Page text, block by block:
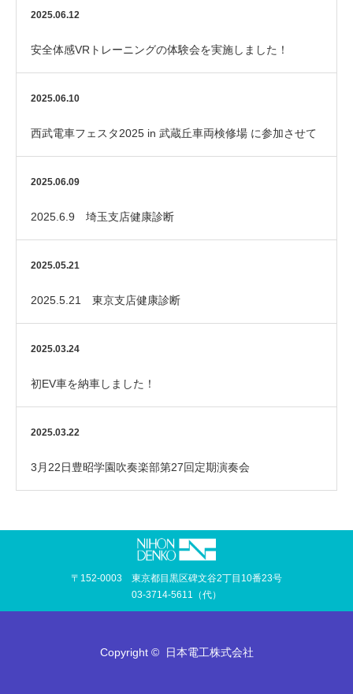
2025.06.12
安全体感VRトレーニングの体験会を実施しました！
2025.06.10
西武電車フェスタ2025 in 武蔵丘車両検修場 に参加させて
いただきました！
2025.06.09
2025.6.9 埼玉支店健康診断
2025.05.21
2025.5.21 東京支店健康診断
2025.03.24
初EV車を納車しました！
2025.03.22
3月22日豊昭学園吹奏楽部第27回定期演奏会
〒152-0003 東京都目黒区碑文谷2丁目10番23号
03-3714-5611（代）
Copyright © 日本電工株式会社